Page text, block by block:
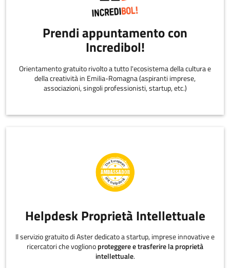
Prendi appuntamento con
Incredibol!
Orientamento gratuito rivolto a tutto l'ecosistema della cultura e
della creatività in Emilia-Romagna (aspiranti imprese,
associazioni, singoli professionisti, startup, etc.)
Helpdesk Proprietà Intellettuale
Il servizio gratuito di Aster dedicato a startup, imprese innovative e
ricercatori che voglionoproteggere e trasferire la proprietà
intellettuale.